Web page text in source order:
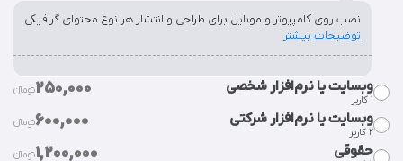
نصب روی کامپیوتر و موبایل برای طراحی و انتشار هر نوع محتوای گرافیکی
توضیحات بیشتر
وبسایت یا نرم‌افزار شخصی
۱ کاربر
250,000تومان‫ء‬‫
قراردادن فایل فونت در سورس وبسایت یا نرم‌افزار شخصی.
بیشتر
وبسایت یا نرم‌افزار شرکتی
٢ کاربر
600,000تومان‫ء‬‫
حقوقی 1,200,000تومان‫ء‬‫